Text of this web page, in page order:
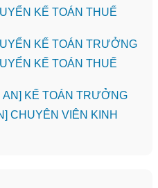
KẾ TOÁN THUẾ
KẾ TOÁN TRƯỞNG
KẾ TOÁN THUẾ
AN] KẾ TOÁN TRƯỞNG
CHUYÊN VIÊN KINH